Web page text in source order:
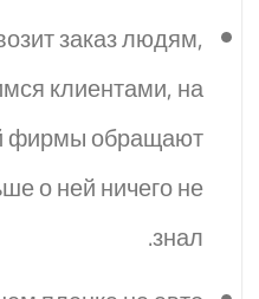
заказ людям,
клиентами, на
фирмы обращают
о ней ничего не
знал.